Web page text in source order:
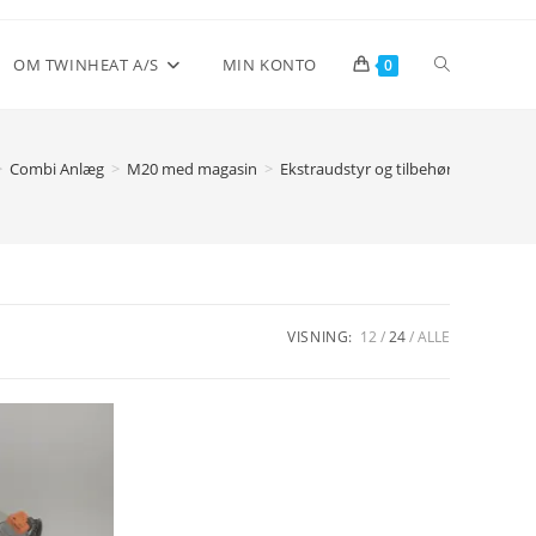
OM TWINHEAT A/S MIN KONTO 0 Toggle
Combi Anlæg > M20 med magasin > Ekstraudstyr og tilbehør
VISNING: 12 24 ALLE